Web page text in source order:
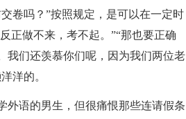
卷吗？”按照规定，是可以在一定时
正做不来，考不起。”“那也要正确
我们还羡慕你们呢，因为我们两位老
洋的。
外语的男生，但很痛恨那些连请假条